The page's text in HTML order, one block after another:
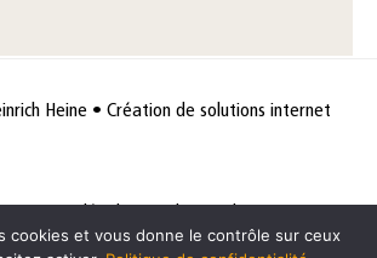
Heine • Création de solutions internet
des cookies
cookies et vous donne le contrôle sur ceux